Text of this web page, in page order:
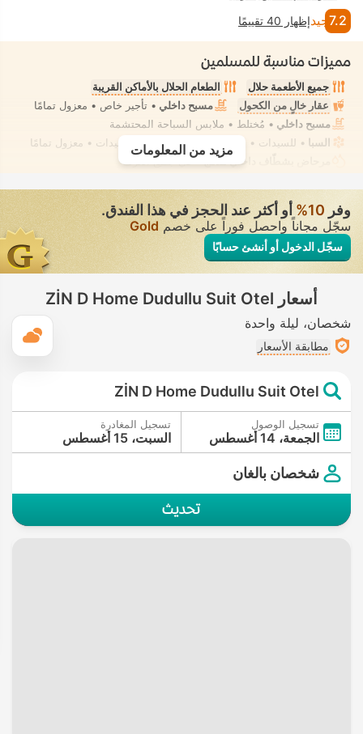
7.2 جيدإظهار 40 تقييمًا
مميزات مناسبة للمسلمين
جميع الأطعمة حلال
الطعام الحلال بالأماكن القريبة
عقار خالٍ من الكحول
مسبح داخلي • تأجير خاص • معزول تمامًا
مسبح داخلي • مُختلط • ملابس السباحة المحتشمة
السبا • للسيدات • معزول تمامًا ساونا • للسيدات • معزول تمامًا
مرحاض بشطّاف داخلي مدمج
• في جميع الغرف
مزيد من المعلومات
وفر 10‏% أو أكثر عند الحجز في هذا الفندق.
سجّل مجاناً واحصل فوراً على خصم Gold
سجّل الدخول أو أنشئ حسابًا
أسعار ZİN D Home Dudullu Suit Otel
شخصان ليلة واحدة
مطابقة الأسعار
ZİN D Home Dudullu Suit Otel
تسجيل الوصول
الجمعة، 14 أغسطس
تسجيل المغادرة
السبت، 15 أغسطس
شخصان بالغان
تحديث